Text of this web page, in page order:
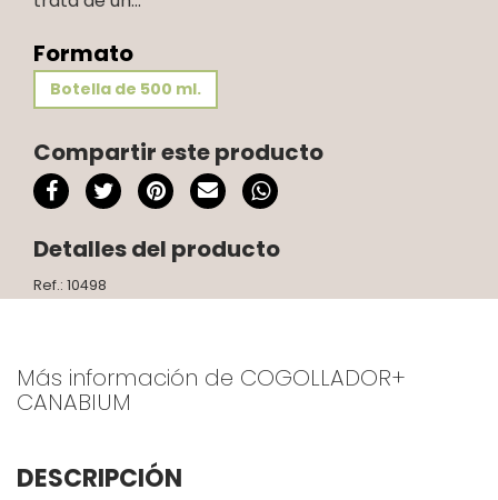
Formato
Botella de 500 ml.
Compartir este producto
Detalles del producto
Ref.: 10498
Más información de COGOLLADOR+
CANABIUM
DESCRIPCIÓN